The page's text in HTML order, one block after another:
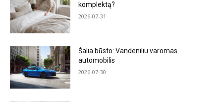
komplektą?
2026-07-31
Šalia būsto: Vandeniliu varomas
automobilis
2026-07-30